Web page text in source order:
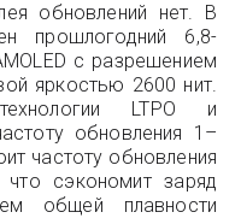
обновлений нет. В
прошлогодний 6,8-
с разрешением
яркостью 2600 нит.
LTPO и
обновления 1–
частоту обновления
сэкономит заряд
общей плавности